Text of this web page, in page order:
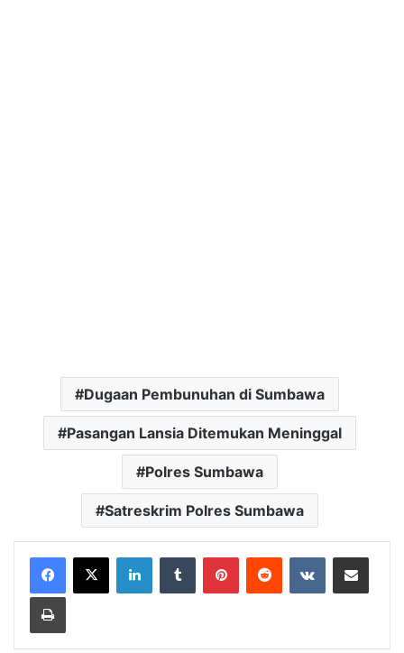
Dugaan Pembunuhan di Sumbawa
Pasangan Lansia Ditemukan Meninggal
Polres Sumbawa
Satreskrim Polres Sumbawa
LinkedInTumblr PinterestReddit VKontakteBagikan Lewat Email
Cetak